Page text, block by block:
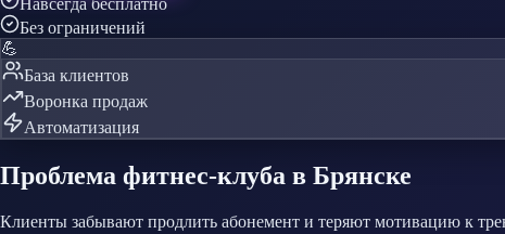
Без ограничений
💪
База клиентов
Воронка продаж
Автоматизация
Проблема фитнес-клуба в Брянске
Клиенты забывают продлить абонемент и теряют мотивацию к